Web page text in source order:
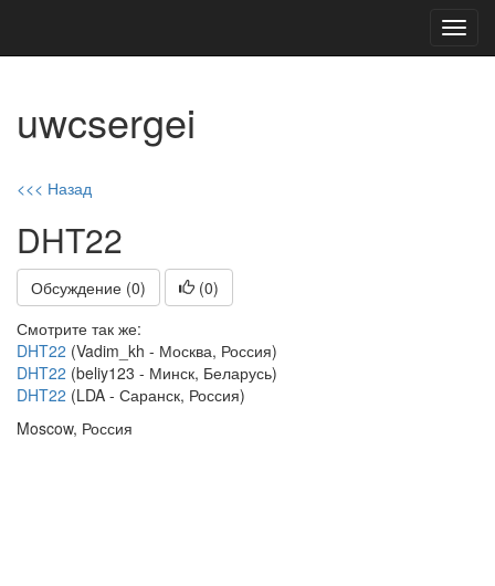
uwcsergei
<<< Назад
DHT22
Обсуждение (0) (0)
Смотрите так же:
DHT22 (Vadim_kh - Москва, Россия)
DHT22 (beliy123 - Минск, Беларусь)
DHT22 (LDA - Саранск, Россия)
Moscow, Россия